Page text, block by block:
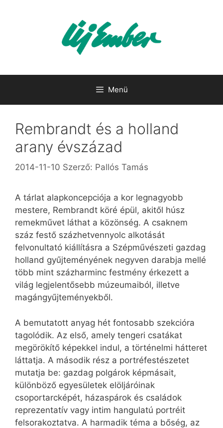
Menü
Rembrandt és a holland
arany évszázad
2014-11-10 Szerző: Pallós Tamás
A tárlat alapkoncepciója a kor legnagyobb
mestere, Rembrandt köré épül, akitől húsz
remekművet láthat a közönség. A csaknem
száz festő százhetvennyolc alkotását
felvonultató kiállításra a Szépművészeti gazdag
holland gyűjteményének negyven darabja mellé
több mint százharminc festmény érkezett a
világ legjelentősebb múzeumaiból, illetve
magángyűjteményekből.
A bemutatott anyag hét fontosabb szekcióra
tagolódik. Az első, amely tengeri csatákat
megörökítő képekkel indul, a történelmi hátteret
láttatja. A második rész a portréfestészetet
mutatja be: gazdag polgárok képmásait,
különböző egyesületek elöljáróinak
csoportarcképét, házaspárok és családok
reprezentatív vagy intim hangulatú portréit
felsorakoztatva. A harmadik téma a bőség, az